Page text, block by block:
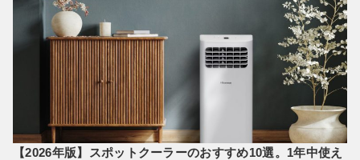
【2026年版】スポットクーラーのおすすめ10選。1年中使え